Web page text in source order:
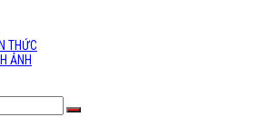
THỨC
ẢNH